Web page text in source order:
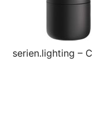
serien.lighting –